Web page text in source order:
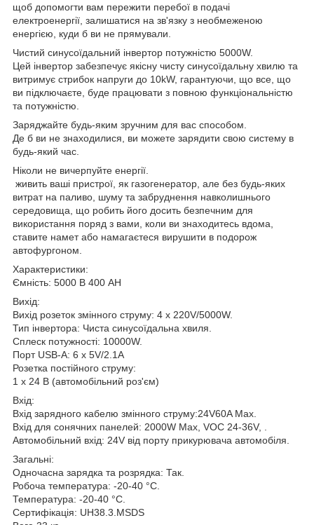
щоб допомогти вам пережити перебої в подачі
електроенергії, залишатися на зв'язку з необмеженою
енергією, куди б ви не прямували.
Чистий синусоїдальний інвертор потужністю 5000W.
Цей інвертор забезпечує якісну чисту синусоїдальну хвилю та
витримує стрибок напруги до 10kW, гарантуючи, що все, що
ви підключаєте, буде працювати з повною функціональністю
та потужністю.
Заряджайте будь-яким зручним для вас способом.
Де б ви не знаходилися, ви можете зарядити свою систему в
будь-який час.
Ніколи не вичерпуйте енергії.
живить ваші пристрої, як газогенератор, але без будь-яких
витрат на паливо, шуму та забруднення навколишнього
середовища, що робить його досить безпечним для
використання поряд з вами, коли ви знаходитесь вдома,
ставите намет або намагаєтеся вирушити в подорож
автофургоном.
Характеристики:
Ємність: 5000 В 400 АН
Вихід:
Вихід розеток змінного струму: 4 x 220V/5000W.
Тип інвертора: Чиста синусоїдальна хвиля.
Сплеск потужності: 10000W.
Порт USB-A: 6 x 5V/2.1A
Розетка постійного струму:
1 x 24 В (автомобільний роз'єм)
Вхід:
Вхід зарядного кабелю змінного струму:24V60A Max.
Вхід для сонячних панелей: 2000W Max, VOC 24-36V, .
Автомобільний вхід: 24V від порту прикурювача автомобіля.
Загальні:
Одночасна зарядка та розрядка: Так.
Робоча температура: -20-40 °С.
Температура: -20-40 °C.
Сертифікація: UH38.3.MSDS